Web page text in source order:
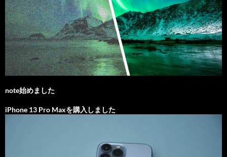
note始めました
iPhone 13 Pro Maxを購入しました